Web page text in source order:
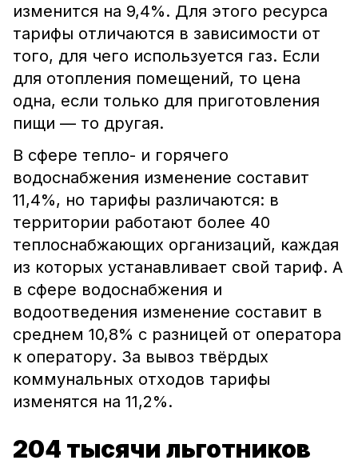
изменится на 9,4%. Для этого ресурса
тарифы отличаются в зависимости от
того, для чего используется газ. Если
для отопления помещений, то цена
одна, если только для приготовления
пищи — то другая.
В сфере тепло- и горячего
водоснабжения изменение составит
11,4%, но тарифы различаются: в
территории работают более 40
теплоснабжающих организаций, каждая
из которых устанавливает свой тариф. А
в сфере водоснабжения и
водоотведения изменение составит в
среднем 10,8% с разницей от оператора
к оператору. За вывоз твёрдых
коммунальных отходов тарифы
изменятся на 11,2%.
204 тысячи льготников